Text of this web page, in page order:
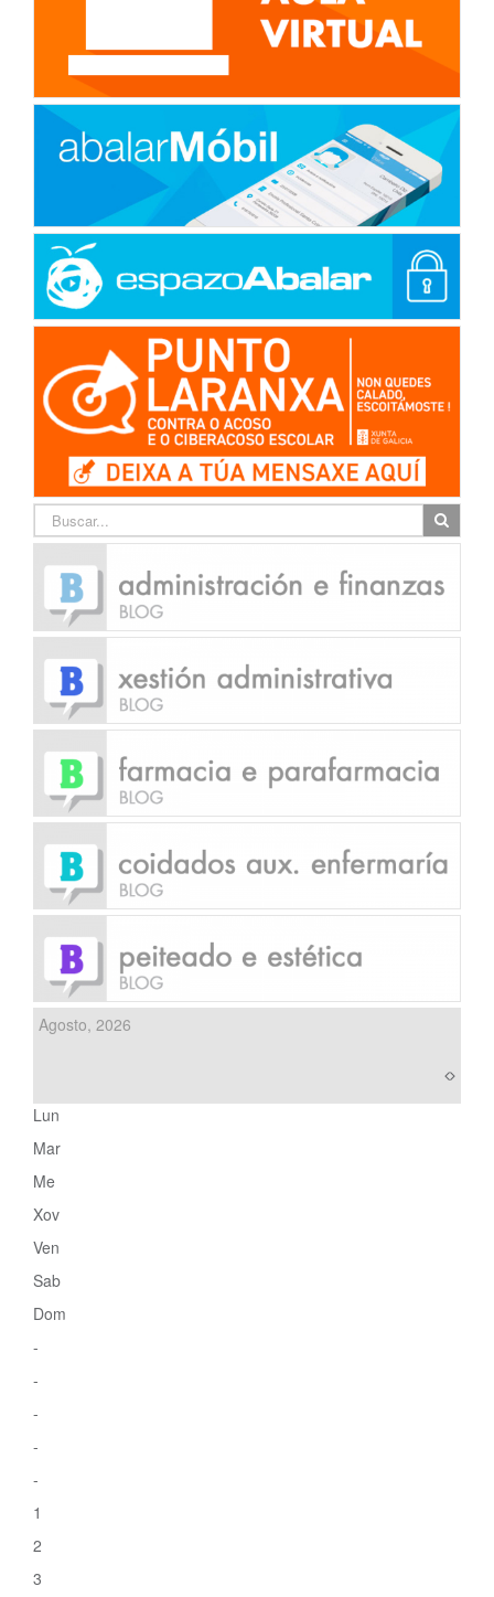
Agosto, 2026
Lun
Mar
Me
Xov
Ven
Sab
Dom
-
-
-
-
-
1
2
3